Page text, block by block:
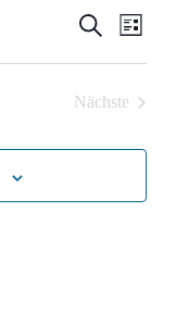
Suche
und
SucheListe
Nächste